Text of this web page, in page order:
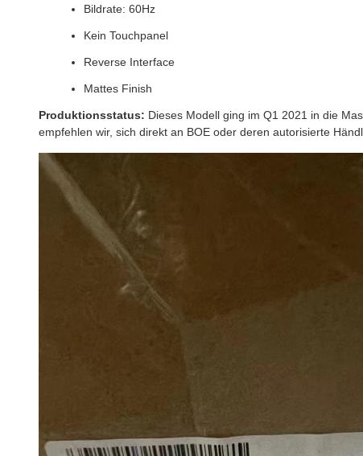
Bildrate: 60Hz
Kein Touchpanel
Reverse Interface
Mattes Finish
Produktionsstatus: Dieses Modell ging im Q1 2021 in die
empfehlen wir, sich direkt an BOE oder deren autorisierte